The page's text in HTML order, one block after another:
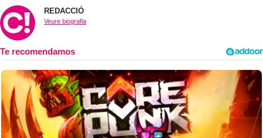
REDACCIÓ
Veure biografia